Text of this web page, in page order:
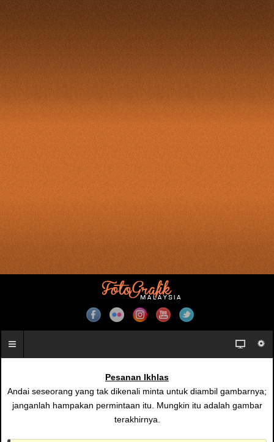
Pesanan Ikhlas
Andai seseorang yang tak dikenali minta untuk diambil gambarnya;
janganlah hampakan permintaan itu. Mungkin itu adalah gambar
terakhirnya.